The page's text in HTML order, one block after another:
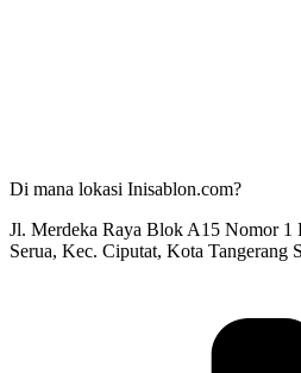
Di mana lokasi Inisablon.com?
Jl. Merdeka Raya Blok A15 Nomor 1
Serua, Kec. Ciputat, Kota Tangerang